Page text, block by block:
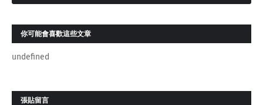
你可能會喜歡這些文章
undefined
張貼留言